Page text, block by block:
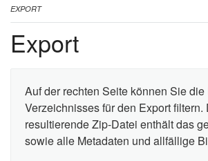
KONTAKT
EXPORT
Export
Auf der rechten Seite können Sie
Verzeichnisses für den Export filtern.
resultierende Zip-Datei enthält das
sowie alle Metadaten und allfällige